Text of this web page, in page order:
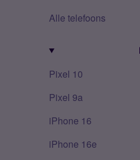
Alle telefoons
Pixel 10
Pixel 9a
iPhone 16
iPhone 16e